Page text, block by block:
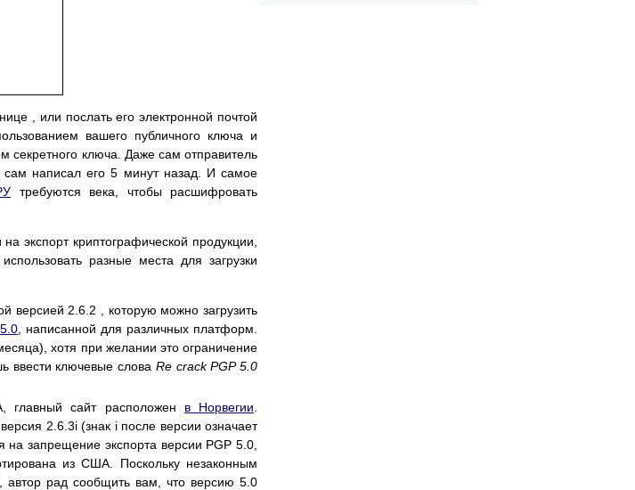
, или послать его электронной почтой
вашего публичного ключа и
секретного ключа. Даже сам отправитель
написал его 5 минут назад. И самое
требуются века, чтобы расшифровать
экспорт криптографической продукции,
разные места для загрузки
версией 2.6.2 , которую можно загрузить
, написанной для различных платформ.
хотя при желании это ограничение
ввести ключевые слова Re crack PGP 5.0
главный сайт расположен в Норвегии
2.6.3i (знак i после версии означает
на запрещение экспорта версии PGP 5.0,
из США. Поскольку незаконным
автор рад сообщить вам, что версию 5.0